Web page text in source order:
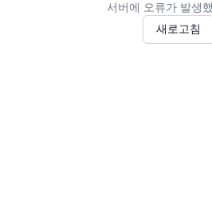
서버에 오류가 발생
새로고침